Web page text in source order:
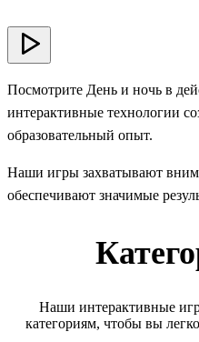
Посмотрите День и ночь в
интерактивные технологии
образовательный опыт.
Наши игры захватывают
обеспечивают значимые
Наши интерактивные
категориям, чтобы вы